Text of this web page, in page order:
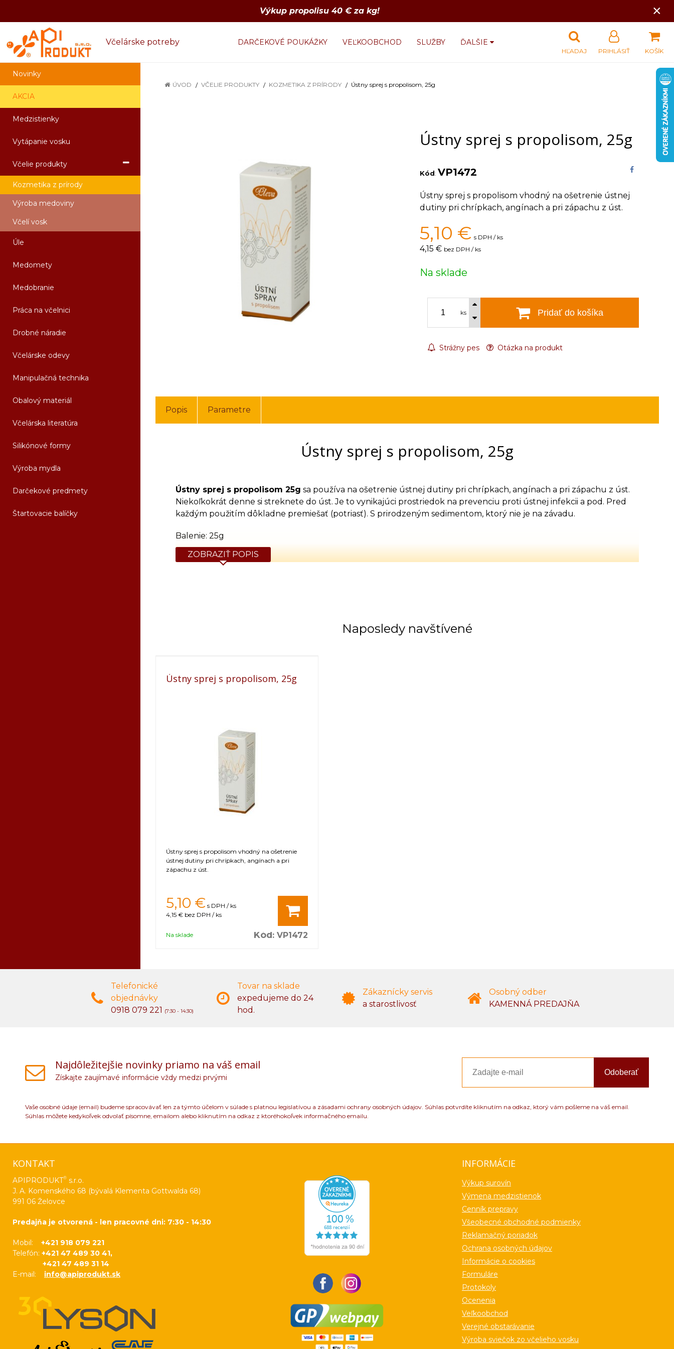
Výkup propolisu 40 € za kg! ×
Včelárske potreby DARČEKOVÉ POUKÁŽKY VEĽKOOBCHOD SLUŽBY ĎALŠIE
KOŠÍK
PRIHLÁSIŤ
HĽADAJ
Novinky
AKCIA
Medzistienky
Vytápanie vosku
Včelie produkty
Kozmetika z prírody
Výroba medoviny
Včelí vosk
Úle
Medomety
Medobranie
Práca na včelnici
Drobné náradie
Včelárske odevy
Manipulačná technika
Obalový materiál
Včelárska literatúra
Silikónové formy
Výroba mydla
Darčekové predmety
Štartovacie balíčky
ÚVOD VČELIE PRODUKTY KOZMETIKA Z PRÍRODY Ústny sprej s propolisom, 25g
Ústny sprej s propolisom, 25g
Kód: VP1472
Ústny sprej s propolisom vhodný na ošetrenie ústnej
dutiny pri chrípkach, angínach a pri zápachu z úst.
5,10 € s DPH / ks
4,15 € bez DPH / ks
Na sklade
ks Pridať do košíka
Strážny pes Otázka na produkt
Popis Parametre
Ústny sprej s propolisom, 25g
Ústny sprej s propolisom 25g sa používa na ošetrenie ústnej dutiny pri chrípkach, angínach a pri zápachu z úst.
Niekoľkokrát denne si streknete do úst. Je to vynikajúci prostriedok na prevenciu proti ústnej infekcii a pod. Pred
každým použitím dôkladne premiešať (potriasť). S prirodzeným sedimentom, ktorý nie je na závadu.
Balenie: 25g
ZOBRAZIŤ POPIS
Naposledy navštívené
Ústny sprej s propolisom, 25g
Ústny sprej s propolisom vhodný na ošetrenie
ústnej dutiny pri chrípkach, angínach a pri
zápachu z úst.
5,10 € s DPH / ks
4,15 € bez DPH / ks
Na sklade Kód: VP1472
Telefonické
objednávky
0918 079 221 (7:30 - 14:30)
Tovar na sklade
expedujeme do 24
hod.
Zákaznícky servis
a starostlivosť
Osobný odber
KAMENNÁ PREDAJŇA
Najdôležitejšie novinky priamo na váš email
Získajte zaujímavé informácie vždy medzi prvými
Odoberať
Vaše osobné údaje (email) budeme spracovávať len za týmto účelom v súlade s platnou legislatívou a zásadami ochrany osobných údajov. Súhlas potvrdíte kliknutím na odkaz, ktorý vám pošleme na váš email.
Súhlas môžete kedykoľvek odvolať písomne, emailom alebo kliknutím na odkaz z ktoréhokoľvek informačného emailu.
KONTAKT
APIPRODUKT® s.r.o.
J. A. Komenského 68 (bývalá Klementa Gottwalda 68)
991 06 Želovce
Predajňa je otvorená - len pracovné dni: 7:30 - 14:30
Mobil: +421 918 079 221
Telefón: +421 47 489 30 41,
+421 47 489 31 14
E-mail: info@apiprodukt.sk
INFORMÁCIE
Výkup surovín
Výmena medzistienok
Cenník prepravy
Všeobecné obchodné podmienky
Reklamačný poriadok
Ochrana osobných údajov
Informácie o cookies
Formuláre
Protokoly
Ocenenia
Veľkoobchod
Verejné obstarávanie
Výroba sviečok zo včelieho vosku